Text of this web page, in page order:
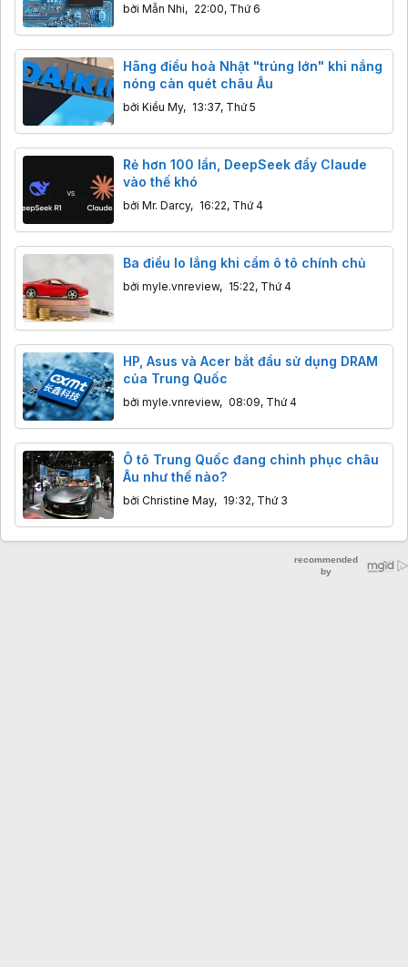
bởi Mẫn Nhi, 22:00, Thứ 6
Hãng điều hoà Nhật "trúng lớn" khi nắng
nóng càn quét châu Âu
bởi Kiều My, 13:37, Thứ 5
Rẻ hơn 100 lần, DeepSeek đẩy Claude
vào thế khó
bởi Mr. Darcy, 16:22, Thứ 4
Ba điều lo lắng khi cầm ô tô chính chủ
bởi myle.vnreview, 15:22, Thứ 4
HP, Asus và Acer bắt đầu sử dụng DRAM
của Trung Quốc
bởi myle.vnreview, 08:09, Thứ 4
Ô tô Trung Quốc đang chinh phục châu
Âu như thế nào?
bởi Christine May, 19:32, Thứ 3